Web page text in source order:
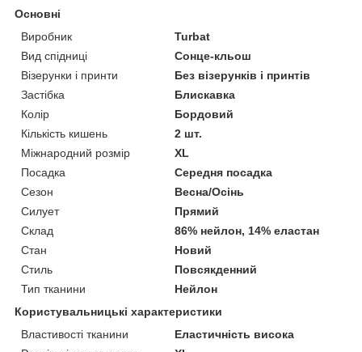
Основні
Виробник
Turbat
Вид спідниці
Сонце-кльош
Візерунки і принти
Без візерунків і принтів
Застібка
Блискавка
Колір
Бордовий
Кількість кишень
2 шт.
Міжнародний розмір
XL
Посадка
Середня посадка
Сезон
Весна/Осінь
Силует
Прямий
Склад
86% нейлон, 14% еластан
Стан
Новий
Стиль
Повсякденний
Тип тканини
Нейлон
Користувальницькі характеристики
Властивості тканини
Еластичність висока